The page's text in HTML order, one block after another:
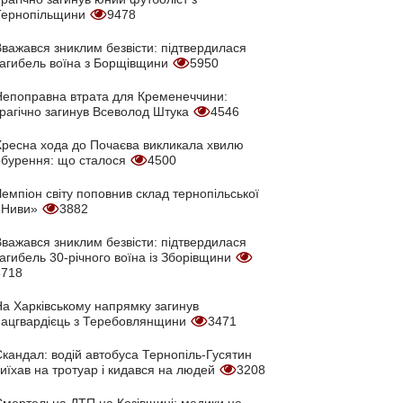
9478
зниклим безвісти: підтвердилася
воїна з Борщівщини
5950
втрата для Кременеччини:
загинув Всеволод Штука
4546
хода до Почаєва викликала хвилю
що сталося
4500
світу поповнив склад тернопільської
3882
зниклим безвісти: підтвердилася
30-річного воїна із Зборівщини
Харківському напрямку загинув
з Теребовлянщини
3471
водій автобуса Тернопіль-Гусятин
на тротуар і кидався на людей
3208